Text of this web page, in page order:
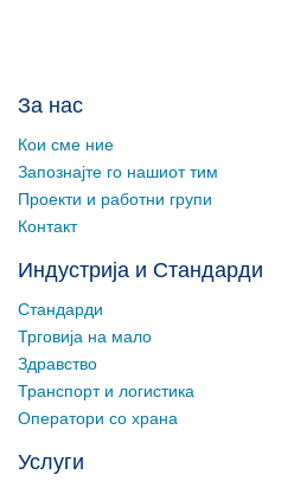
За нас
Кои сме ние
Запознајте го нашиот тим
Проекти и работни групи
Контакт
Индустрија и Стандарди
Стандарди
Трговија на мало
Здравство
Транспорт и логистика
Оператори со храна
Услуги